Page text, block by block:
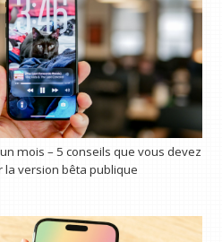
mois – 5 conseils que vous devez
version bêta publique